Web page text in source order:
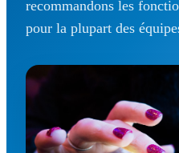
recommandons les
pour la plupart des